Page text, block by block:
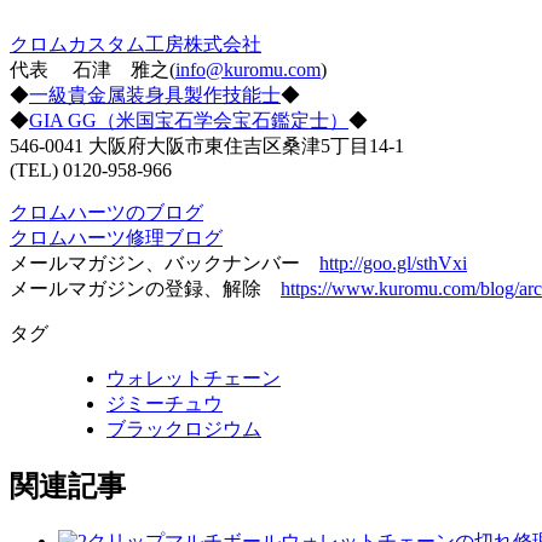
クロムカスタム工房株式会社
代表 石津 雅之(info@kuromu.com)
◆一級貴金属装身具製作技能士◆
◆GIA GG（米国宝石学会宝石鑑定士） ◆
546-0041 大阪府大阪市東住吉区桑津5丁目14-1
(TEL) 0120-958-966
クロムハーツのブログ
クロムハーツ修理ブログ
メールマガジン、バックナンバー http://goo.gl/sthVxi
メールマガジンの登録、解除 https://www.kuromu.com/blog/
タグ
ウォレットチェーン
ジミーチュウ
ブラックロジウム
関連記事